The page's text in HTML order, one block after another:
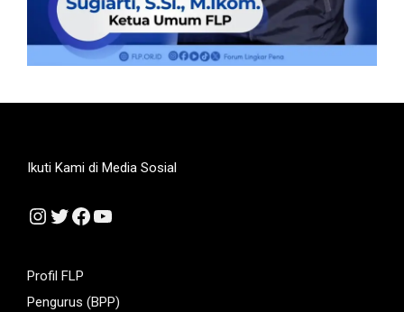
Ikuti Kami di Media Sosial
Instagram
Twitter
Facebook
YouTube
Profil FLP
Pengurus (BPP)